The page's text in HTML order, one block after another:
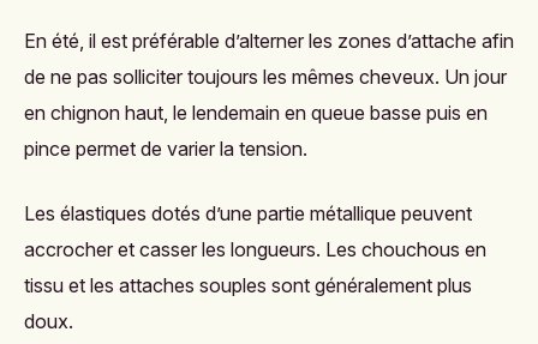
En été, il est préférable d’alterner les zones d’attache afin
de ne pas solliciter toujours les mêmes cheveux. Un jour
en chignon haut, le lendemain en queue basse puis en
pince permet de varier la tension.
Les élastiques dotés d’une partie métallique peuvent
accrocher et casser les longueurs. Les chouchous en
tissu et les attaches souples sont généralement plus
doux.